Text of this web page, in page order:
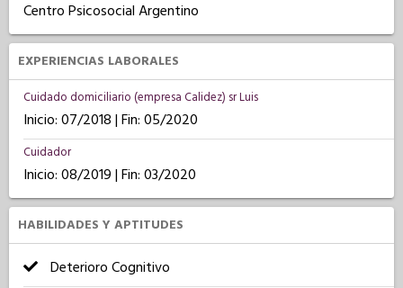
Centro Psicosocial Argentino
EXPERIENCIAS LABORALES
Cuidado domiciliario (empresa Calidez) sr Luis
Inicio: 07/2018 | Fin: 05/2020
Cuidador
Inicio: 08/2019 | Fin: 03/2020
HABILIDADES Y APTITUDES
Deterioro Cognitivo